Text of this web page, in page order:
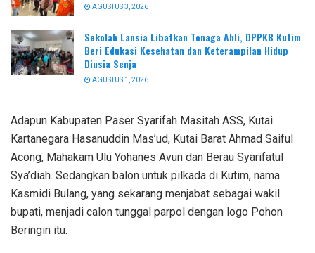
AGUSTUS 3, 2026
Sekolah Lansia Libatkan Tenaga Ahli, DPPKB Kutim
Beri Edukasi Kesehatan dan Keterampilan Hidup
Diusia Senja
AGUSTUS 1, 2026
Adapun Kabupaten Paser Syarifah Masitah ASS, Kutai
Kartanegara Hasanuddin Mas’ud, Kutai Barat Ahmad Saiful
Acong, Mahakam Ulu Yohanes Avun dan Berau Syarifatul
Sya’diah. Sedangkan balon untuk pilkada di Kutim, nama
Kasmidi Bulang, yang sekarang menjabat sebagai wakil
bupati, menjadi calon tunggal parpol dengan logo Pohon
Beringin itu.